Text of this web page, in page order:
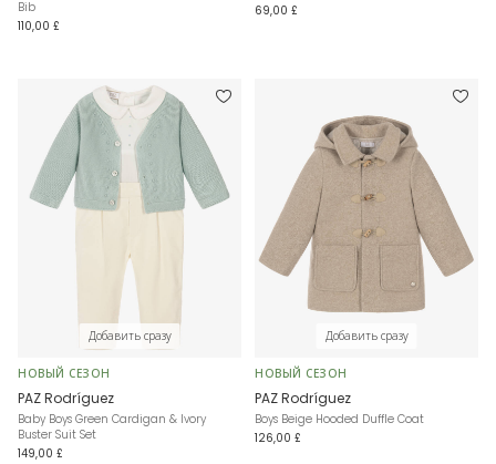
Bib
110,00 £
69,00 £
Добавить сразу
НОВЫЙ СЕЗОН
PAZ Rodríguez
Baby Boys Green Cardigan & Ivory
Buster Suit Set
149,00 £
Добавить сразу
НОВЫЙ СЕЗОН
PAZ Rodríguez
Boys Beige Hooded Duffle Coat
126,00 £